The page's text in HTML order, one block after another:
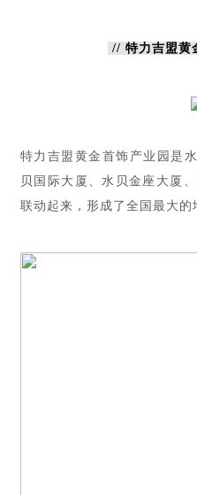
// 特力吉盟黄
特力吉盟黄金首饰产业园是
贝国际大厦、水贝金座大厦
联动起来，形成了全国最大的